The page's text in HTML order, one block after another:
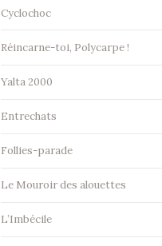
Cyclochoc
Réincarne-toi, Polycarpe !
Yalta 2000
Entrechats
Follies-parade
Le Mouroir des alouettes
L’Imbécile